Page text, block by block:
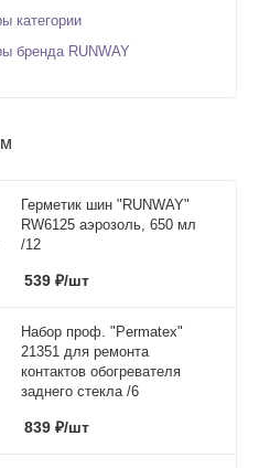
категории
бренда RUNWAY
Герметик шин "RUNWAY"
RW6125 аэрозоль, 650 мл
/12
539 ₽/шт
Набор проф. "Permatex"
21351 для ремонта
контактов обогревателя
заднего стекла /6
839 ₽/шт